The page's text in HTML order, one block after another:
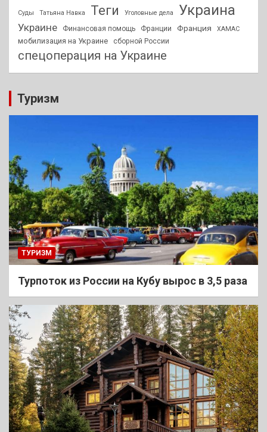
Суды Татьяна Навка Теги Уголовные дела Украина
Украине Финансовая помощь Франции Франция ХАМАС
мобилизация на Украине сборной России
спецоперация на Украине
Туризм
ТУРИЗМ
Турпоток из России на Кубу вырос в 3,5 раза